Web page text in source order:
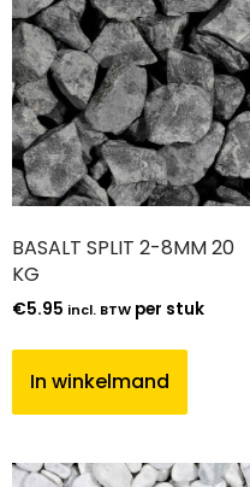
BASALT SPLIT 2-8MM 20
KG
€5.95 incl. BTW per stuk
In winkelmand